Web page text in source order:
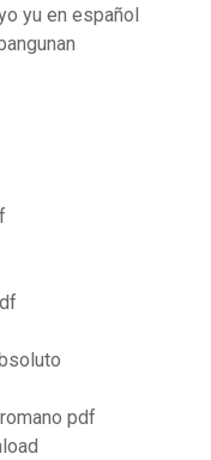
yu en español
pdf